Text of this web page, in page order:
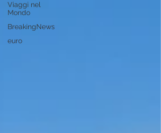
Viaggi nel
Mondo
BreakingNews
euro